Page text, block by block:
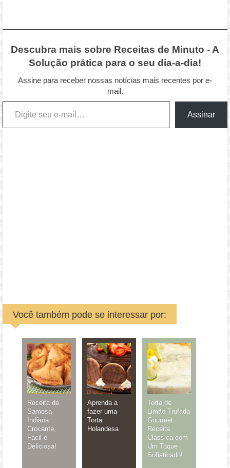
Descubra mais sobre Receitas de Minuto - A
Solução prática para o seu dia-a-dia!
Assine para receber nossas notícias mais recentes por e-
mail.
Digite seu e-mail…
Assinar
Você também pode se interessar por:
Receita de
Samosa
Indiana:
Crocante,
Fácil e
Deliciosa!
Aprenda a
fazer uma
Torta
Holandesa
Torta de
Limão Trufada
Gourmet:
Receita
Clássica com
Um Toque
Sofisticado!